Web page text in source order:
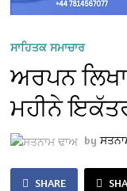
ਸਾਹਿਤਕ ਸਮਾਚਾਰ
ਅਰਪਨ
ਮਹੀਨੇ
by
SHARE